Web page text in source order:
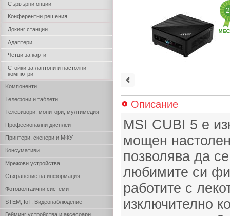
Сървърни опции
Конферентни решения
Докинг станции
Адаптери
Четци за карти
Стойки за лаптопи и настолни
компютри
Kомпоненти
Телефони и таблети
Телевизори, монитори, мултимедия
Професионални дисплеи
Принтери, скенери и МФУ
Консумативи
Мрежови устройства
Съхранение на информация
Фотоволтаични системи
STEM, IoT, Видеонаблюдение
Гейминг устройства и аксесоари
Описание
MSI CUBI 5 е
мощен
позволява да
любимите си
работите с
изключително